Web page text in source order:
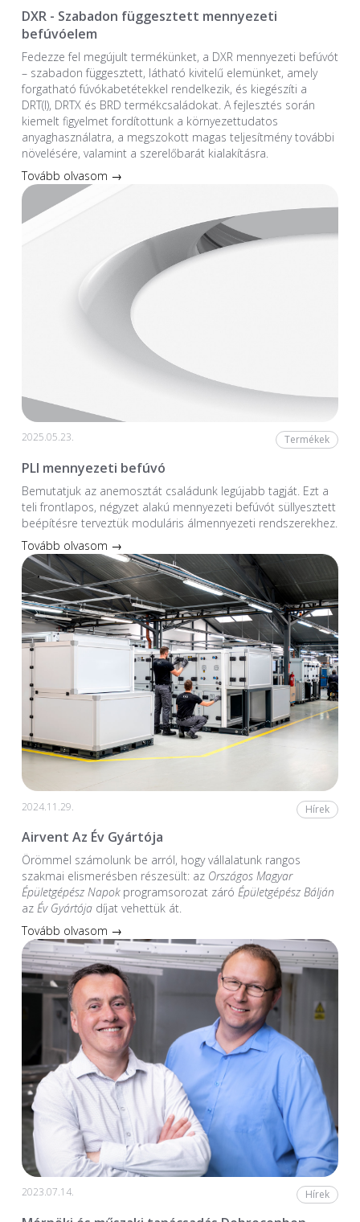
DXR - Szabadon függesztett mennyezeti
befúvóelem
Fedezze fel megújult termékünket, a DXR mennyezeti befúvót
– szabadon függesztett, látható kivitelű elemünket, amely
forgatható fúvókabetétekkel rendelkezik, és kiegészíti a
DRT(I), DRTX és BRD termékcsaládokat. A fejlesztés során
kiemelt figyelmet fordítottunk a környezettudatos
anyaghasználatra, a megszokott magas teljesítmény további
növelésére, valamint a szerelőbarát kialakításra.
Tovább olvasom →
2025.05.23. Termékek
PLI mennyezeti befúvó
Bemutatjuk az anemosztát családunk legújabb tagját. Ezt a
teli frontlapos, négyzet alakú mennyezeti befúvót süllyesztett
beépítésre terveztük moduláris álmennyezeti rendszerekhez.
Tovább olvasom →
2024.11.29. Hírek
Airvent Az Év Gyártója
Örömmel számolunk be arról, hogy vállalatunk rangos
szakmai elismerésben részesült: az Országos Magyar
Épületgépész Napokprogramsorozat záró Épületgépész Bálján
az Év Gyártójadíjat vehettük át.
Tovább olvasom →
2023.07.14. Hírek